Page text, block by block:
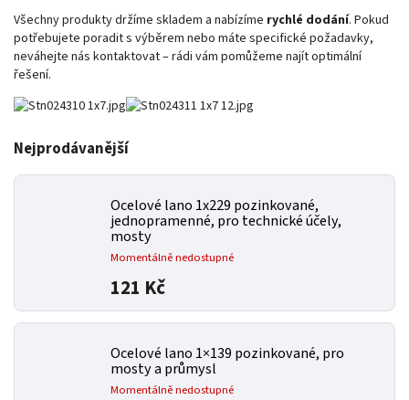
Všechny produkty držíme skladem a nabízíme rychlé dodání. Pokud
potřebujete poradit s výběrem nebo máte specifické požadavky,
neváhejte nás kontaktovat – rádi vám pomůžeme najít optimální
řešení.
Nejprodávanější
Ocelové lano 1x229 pozinkované,
jednopramenné, pro technické účely,
mosty
Momentálně nedostupné
121 Kč
Ocelové lano 1×139 pozinkované, pro
mosty a průmysl
Momentálně nedostupné